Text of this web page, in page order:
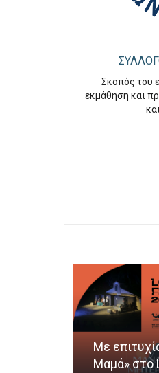
Σκοπός του
εκμάθηση και
Με
Μαμά» στο